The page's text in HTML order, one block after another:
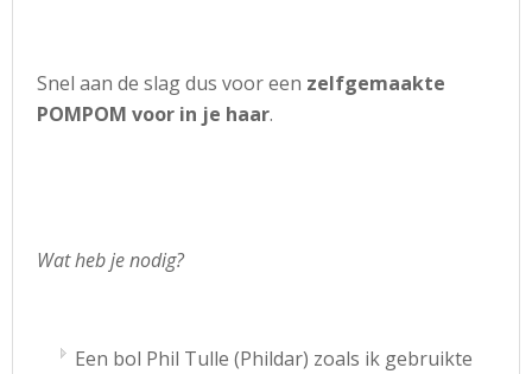
Snel aan de slag dus voor een zelfgemaakte
POMPOM voor in je haar.
Wat heb je nodig?
Een bol Phil Tulle (Phildar) zoals ik gebruikte